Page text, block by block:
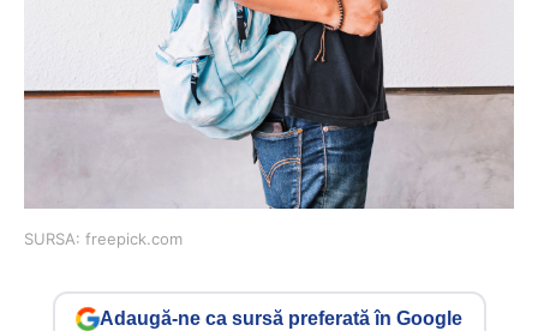
SURSA: freepick.com
Adaugă-ne ca sursă preferată în Google